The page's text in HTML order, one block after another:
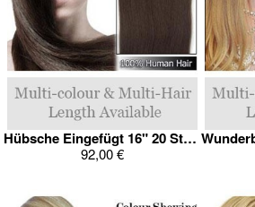
Hübsche Eingefügt 16" 20 Stücke Leicht Tape In Haarverlängerung
92,00 €